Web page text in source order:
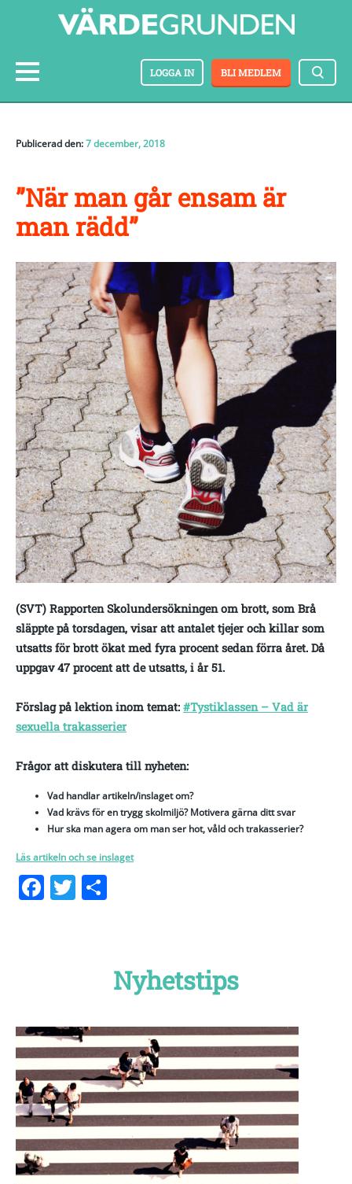
BLI MEDLEM
LOGGA IN
Publicerad den:7 december, 2018
”När man går ensam är
man rädd”
(SVT) Rapporten Skolundersökningen om brott, som Brå
släppte på torsdagen, visar att antalet tjejer och killar som
utsatts för brott ökat med fyra procent sedan förra året. Då
uppgav 47 procent att de utsatts, i år 51.
Förslag på lektion inom temat: #Tystiklassen – Vad är
sexuella trakasserier
Frågor att diskutera till nyheten:
Vad handlar artikeln/inslaget om?
Vad krävs för en trygg skolmiljö? Motivera gärna ditt svar
Hur ska man agera om man ser hot, våld och trakasserier?
Läs artikeln och se inslaget
Facebook
Twitter
Nyhetstips